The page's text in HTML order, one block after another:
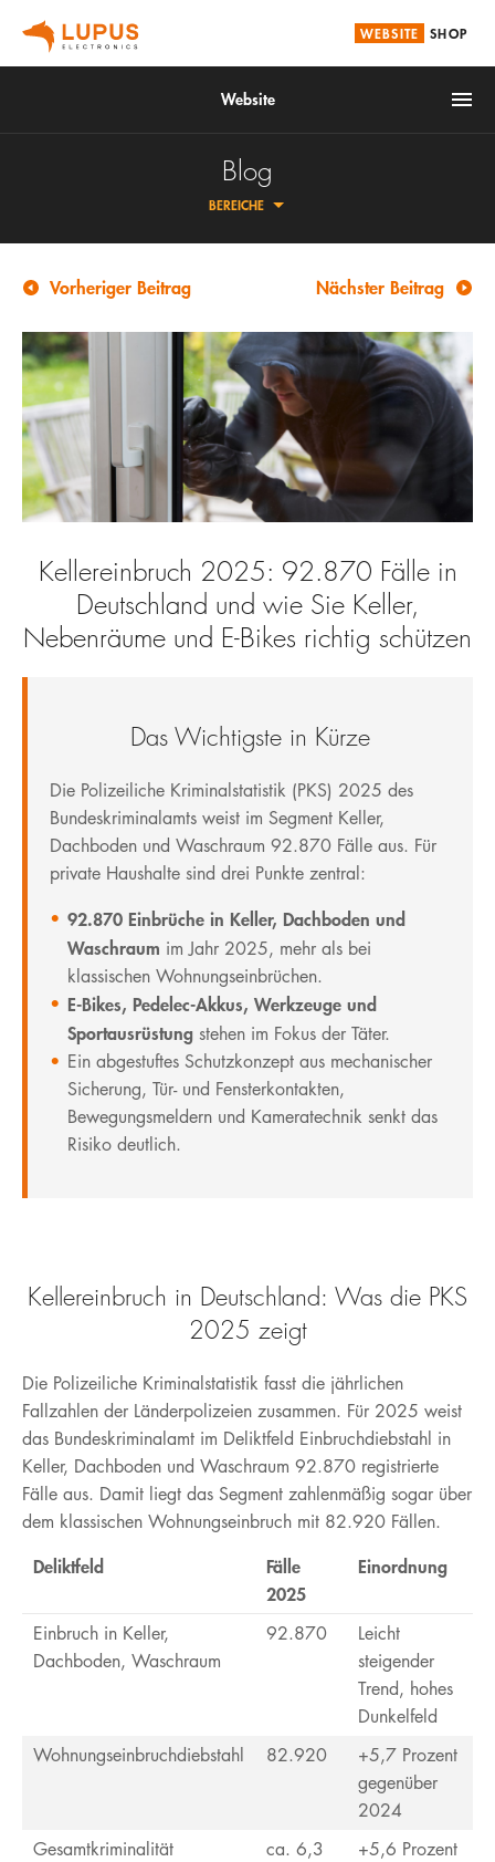
WEBSITE SHOP
Website
Brandschutz
Videoüberwachung
Service
Unternehmen
Hotline E-Mail
DEUTSCH
Blog
BEREICHE
FAQ
ZAHLUNG & VERSAND
LUPUS | DOWNLOADS
EOL PRODUKT DOWNLOADS
BLOG
MÖGLICHKEITEN
ERKLÄRUNG ZUR BARRIEREFREIHEIT
WIDERRUF
Vorheriger Beitrag Nächster Beitrag
Kellereinbruch 2025: 92.870 Fälle in
Deutschland und wie Sie Keller,
Nebenräume und E-Bikes richtig schützen
Das Wichtigste in Kürze
Die Polizeiliche Kriminalstatistik (PKS) 2025 des
Bundeskriminalamts weist im Segment Keller,
Dachboden und Waschraum 92.870 Fälle aus. Für
private Haushalte sind drei Punkte zentral:
92.870 Einbrüche in Keller, Dachboden und
Waschraum im Jahr 2025, mehr als bei
klassischen Wohnungseinbrüchen.
E-Bikes, Pedelec-Akkus, Werkzeuge und
Sportausrüstung stehen im Fokus der Täter.
Ein abgestuftes Schutzkonzept aus mechanischer
Sicherung, Tür- und Fensterkontakten,
Bewegungsmeldern und Kameratechnik senkt das
Risiko deutlich.
Kellereinbruch in Deutschland: Was die PKS
2025 zeigt
Die Polizeiliche Kriminalstatistik fasst die jährlichen
Fallzahlen der Länderpolizeien zusammen. Für 2025 weist
das Bundeskriminalamt im Deliktfeld Einbruchdiebstahl in
Keller, Dachboden und Waschraum 92.870 registrierte
Fälle aus. Damit liegt das Segment zahlenmäßig sogar über
dem klassischen Wohnungseinbruch mit 82.920 Fällen.
Deliktfeld
Fälle
2025
Einordnung
Einbruch in Keller,
Dachboden, Waschraum
92.870
Leicht
steigender
Trend, hohes
Dunkelfeld
Wohnungseinbruchdiebstahl
82.920
+5,7 Prozent
gegenüber
2024
Gesamtkriminalität
ca. 6,3
+5,6 Prozent